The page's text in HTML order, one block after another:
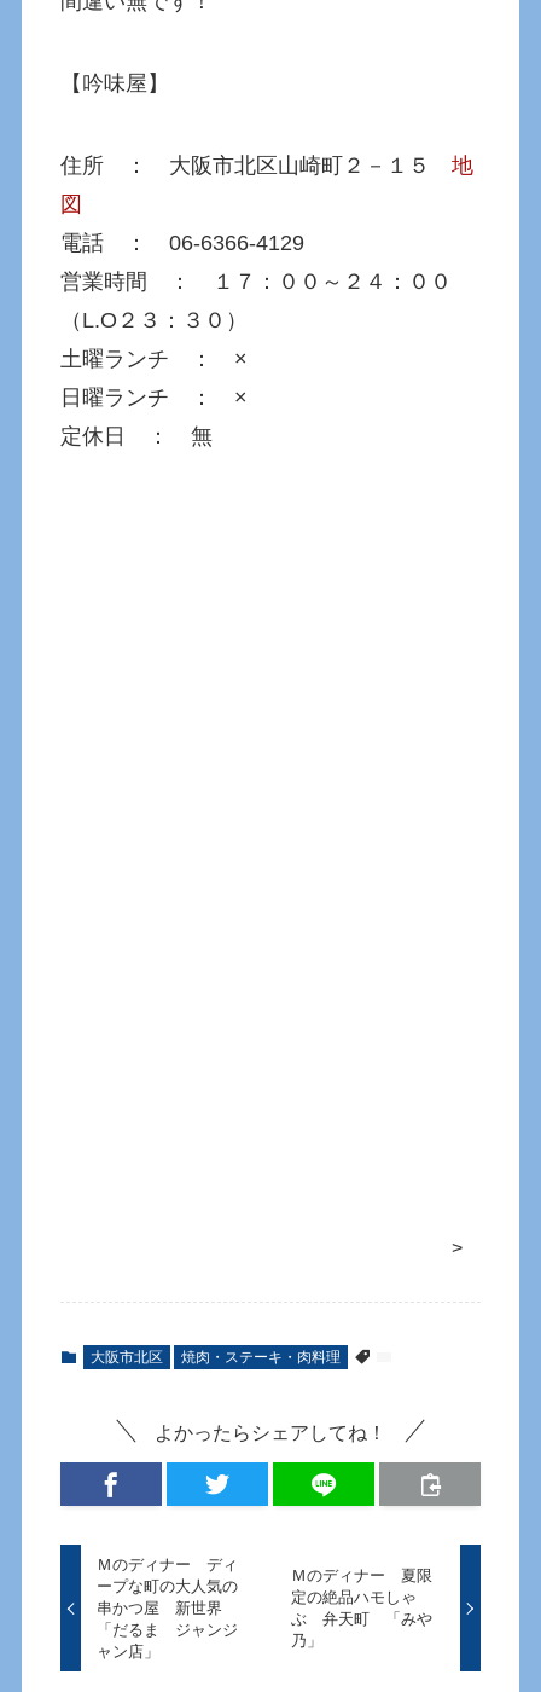
【吟味屋】
住所 ： 大阪市北区山崎町２－１５地
図
電話 ： 06-6366-4129
営業時間 ： １７：００～２４：００
（L.O２３：３０）
土曜ランチ ： ×
日曜ランチ ： ×
定休日 ： 無
>
大阪市北区 焼肉・ステーキ・肉料理
よかったらシェアしてね！
Ｍのディナー ディ
ープな町の大人気の
串かつ屋 新世界
「だるま ジャンジ
ャン店」
Ｍのディナー 夏限
定の絶品ハモしゃ
ぶ 弁天町 「みや
乃」